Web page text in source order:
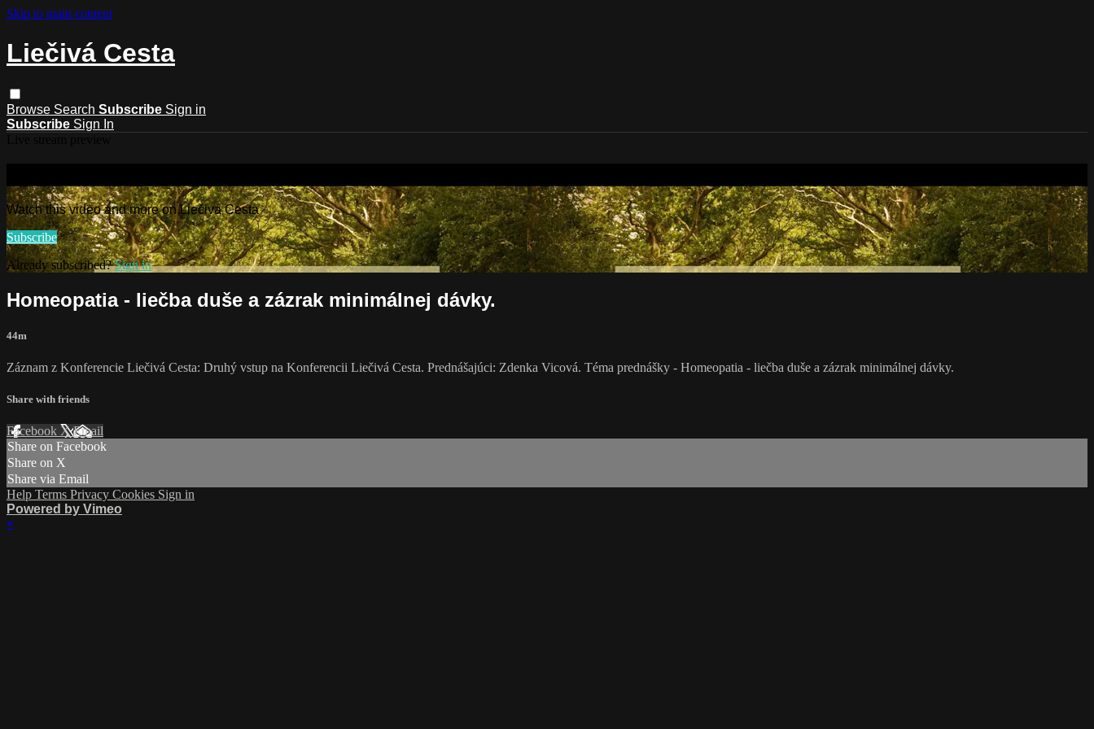
Skip to main content
Liečivá Cesta
Browse Search Subscribe Sign in
Subscribe Sign In
Watch this video and more on Liečivá Cesta
Subscribe
Already subscribed?Sign in
Homeopatia - liečba duše a zázrak minimálnej dávky.
44m
Záznam z Konferencie Liečivá Cesta: Druhý vstup na Konferencii Liečivá Cesta. Prednášajúci: Zdenka Vicová. Téma prednášky - Homeopatia - liečba duše a zázrak minimálnej dávky.
Share with friends
Facebook XEmail
Share on Facebook
Share on X
Share via Email
Help Terms Privacy Cookies Sign in
Powered by Vimeo
×